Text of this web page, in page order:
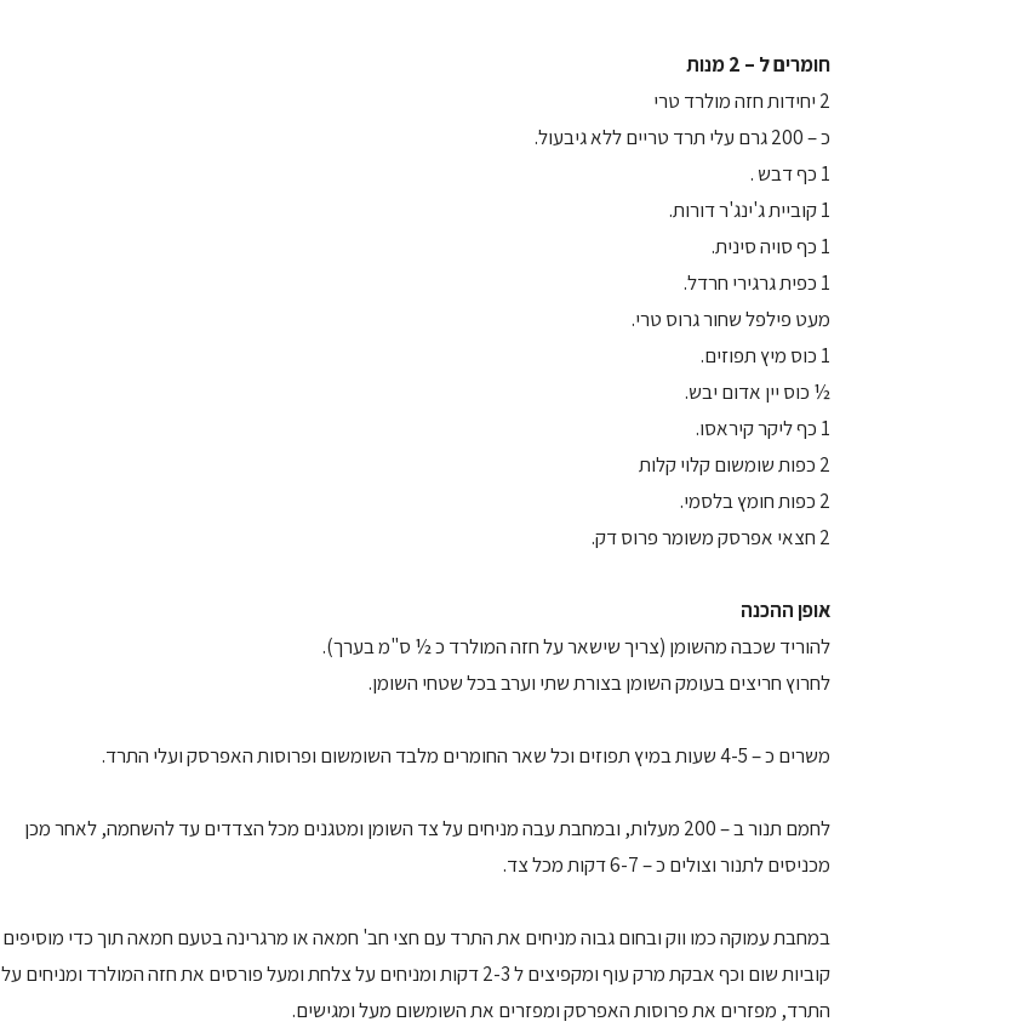
חומרים ל – 2 מנות
2 יחידות חזה מולרד טרי
כ – 200 גרם עלי תרד טריים ללא גיבעול.
1 כף דבש .
1 קוביית ג'ינג'ר דורות.
1 כף סויה סינית.
1 כפית גרגירי חרדל.
מעט פילפל שחור גרוס טרי.
1 כוס מיץ תפוזים.
½ כוס יין אדום יבש.
1 כף ליקר קיראסו.
2 כפות שומשום קלוי קלות
2 כפות חומץ בלסמי.
2 חצאי אפרסק משומר פרוס דק.
אופן ההכנה
להוריד שכבה מהשומן (צריך שישאר על חזה המולרד כ ½ ס"מ בערך).
לחרוץ חריצים בעומק השומן בצורת שתי וערב בכל שטחי השומן.
משרים כ – 4-5 שעות במיץ תפוזים וכל שאר החומרים מלבד השומשום ופרוסות האפרסק ועלי התרד.
לחמם תנור ב – 200 מעלות, ובמחבת עבה מניחים על צד השומן ומטגנים מכל הצדדים עד להשחמה, לאחר מכן
מכניסים לתנור וצולים כ – 6-7 דקות מכל צד.
קוביות שום וכף אבקת מרק עוף ומקפיצים ל 2-3 דקות ומניחים על צלחת ומעל פורסים את חזה המולרד ומניחים על
התרד, מפזרים את פרוסות האפרסק ומפזרים את השומשום מעל ומגישים.